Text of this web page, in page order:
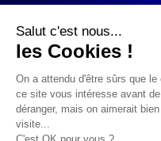
Salut c'est nous...
les Cookies !
On a attendu d'être sûrs que le
ce site vous intéresse avant
déranger, mais on aimerait
visite...
C'est OK pour vous ?